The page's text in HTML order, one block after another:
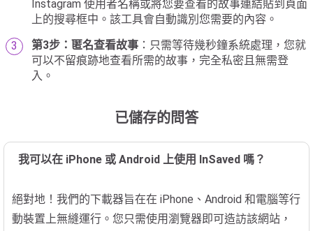
Instagram 使用者名稱或將您要查看的故事連結貼到頁面
上的搜尋框中。該工具會自動識別您需要的內容。
第3步：匿名查看故事 ：只需等待幾秒鐘系統處理，您就
可以不留痕跡地查看所需的故事，完全私密且無需登
入。
已儲存的問答
我可以在 iPhone 或 Android 上使用 InSaved 嗎？
絕對地！我們的下載器旨在在 iPhone、Android 和電腦等行
動裝置上無縫運行。您只需使用瀏覽器即可造訪該網站，